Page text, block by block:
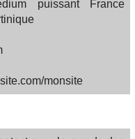
puissant France
monsite